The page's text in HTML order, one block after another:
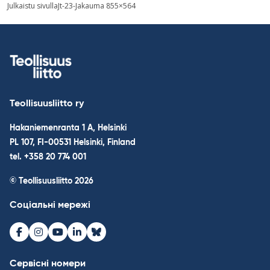
Post
Julkaistu sivullaJt-23-Jakauma 855×564
Teollisuusliitto ry
Hakaniemenranta 1 A, Helsinki
PL 107, FI-00531 Helsinki, Finland
tel. +358 20 774 001
© Teollisuusliitto 2026
Соціальні мережі
Facebook
Instagram
Youtube
LinkedInBluesky
Сервісні номери